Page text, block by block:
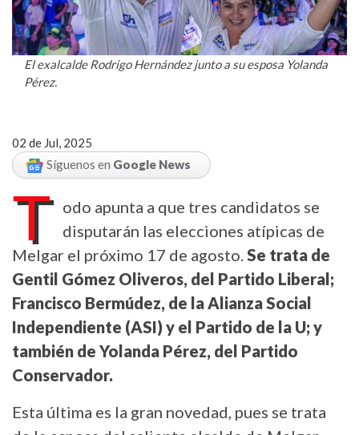
El exalcalde Rodrigo Hernández junto a su esposa Yolanda
Pérez.
02 de Jul, 2025
Síguenos en Google News
T
odo apunta a que tres candidatos se
disputarán las elecciones atípicas de
Melgar el próximo 17 de agosto.Se trata de
Gentil Gómez Oliveros, del Partido Liberal;
Francisco Bermúdez, de la Alianza Social
Independiente (ASI) y el Partido de la U; y
también de Yolanda Pérez, del Partido
Conservador.
Esta última es la gran novedad, pues se trata